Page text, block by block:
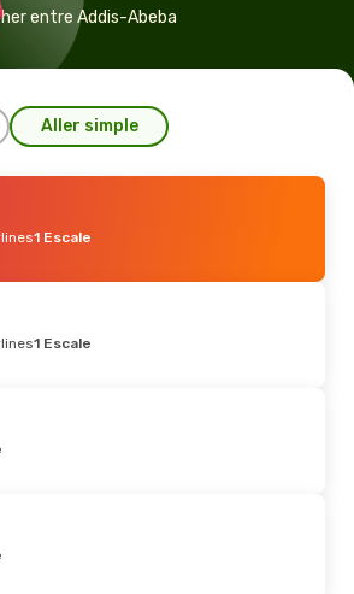
entre Addis-Abeba
Aller simple
28 Août
Direct
7 Oct.
1 Escale
1 Escale